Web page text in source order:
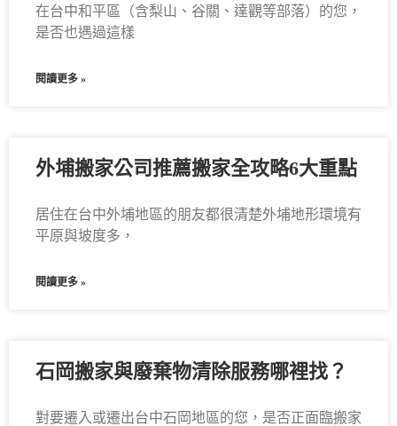
在台中和平區（含梨山、谷關、達觀等部落）的您，
是否也遇過這樣
閱讀更多 »
外埔搬家公司推薦搬家全攻略6大重點
居住在台中外埔地區的朋友都很清楚外埔地形環境有
平原與坡度多，
閱讀更多 »
石岡搬家與廢棄物清除服務哪裡找？
對要遷入或遷出台中石岡地區的您，是否正面臨搬家